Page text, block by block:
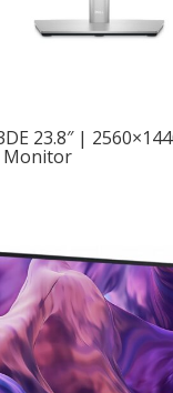
23.8″ |
Monitor